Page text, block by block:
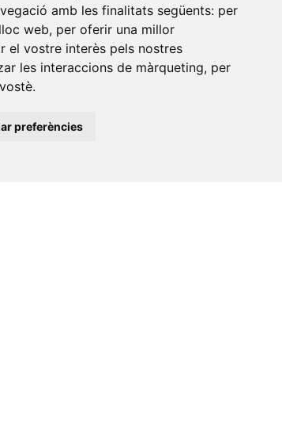
amb les finalitats següents: per
web, per oferir una millor
el vostre interès pels nostres
les interaccions de màrqueting, per
.
preferències
Xarxa Vives d'Universitats
Àgora
Jaume I, local 10
Vicent Sos Baynat, s/n
e-buc@vives.org